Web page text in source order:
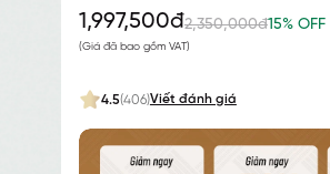
1,997,500đ2,350,000đ15% OFF
(Giá đã bao gồm VAT)
4.5(406)Viết đánh giá